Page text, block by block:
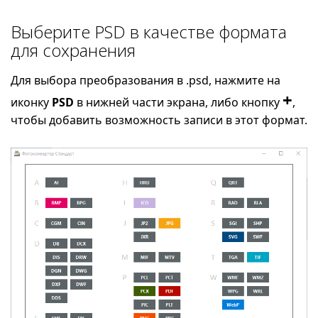
Выберите PSD в качестве формата
для сохранения
Для выбора преобразования в .psd, нажмите на
иконку PSD в нижней части экрана, либо кнопку +,
чтобы добавить возможность записи в этот формат.